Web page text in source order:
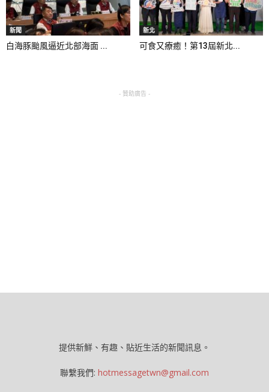
新聞
白海豚颱風逼近北部海面 ...
新北
可食又療癒！第13屆新北...
- 贊助廣告 -
提供新鮮、有趣、貼近生活的新聞訊息。
聯繫我們: hotmessagetwn@gmail.com